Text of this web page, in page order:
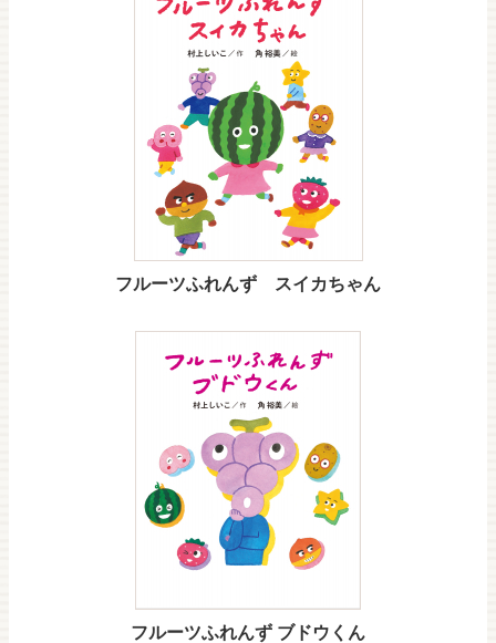
フルーツふれんず スイカちゃん
フルーツふれんず ブドウくん